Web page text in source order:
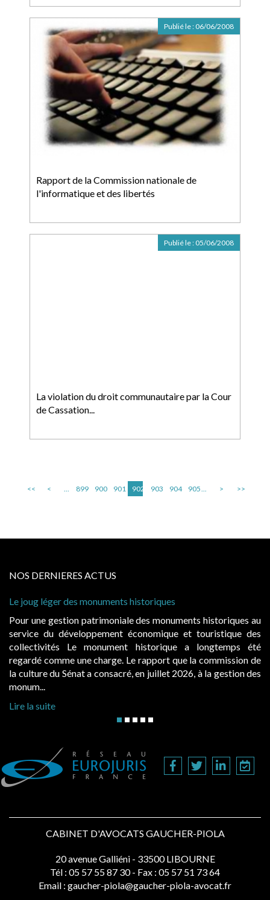
Rapport de la Commission nationale de
l'informatique et des libertés
Publié le : 06/06/2008
La violation du droit communautaire par la Cour
de Cassation...
Publié le : 05/06/2008
<< < ... 899 900 901 902 903 904 905... > >>
NOS DERNIERES ACTUS
historiques
des monuments historiques au
économique et touristique des
historique a longtemps été
charge. Le rapport que la commission de
a consacré, en juillet 2026, à la gestion des
Evocatrices des
également un beau
public, elles
d’occupation.
CABINET D'AVOCATS GAUCHER-PIOLA
20 avenue Galliéni - 33500 LIBOURNE
Tél : 05 57 55 87 30 - Fax : 05 57 51 73 64
Email : gaucher-piola@gaucher-piola-avocat.fr